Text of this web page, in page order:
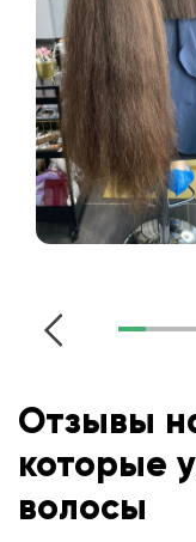
Отзывы
которые
волосы